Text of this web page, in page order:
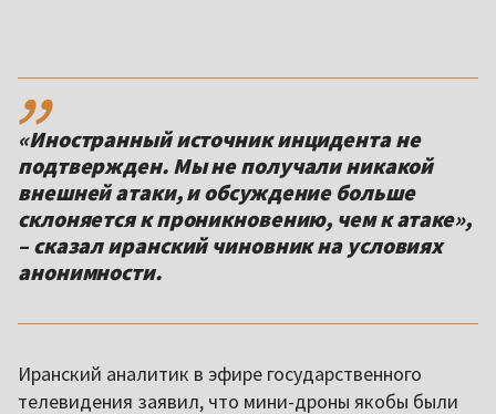
,,
«Иностранный источник инцидента не
подтвержден. Мы не получали никакой
внешней атаки, и обсуждение больше
склоняется к проникновению, чем к атаке»,
– сказал иранский чиновник на условиях
анонимности.
Иранский аналитик в эфире государственного
телевидения заявил, что мини-дроны якобы были